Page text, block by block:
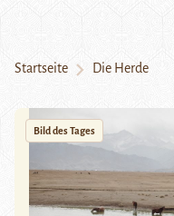
Startseite Die Herde
Bild des Tages